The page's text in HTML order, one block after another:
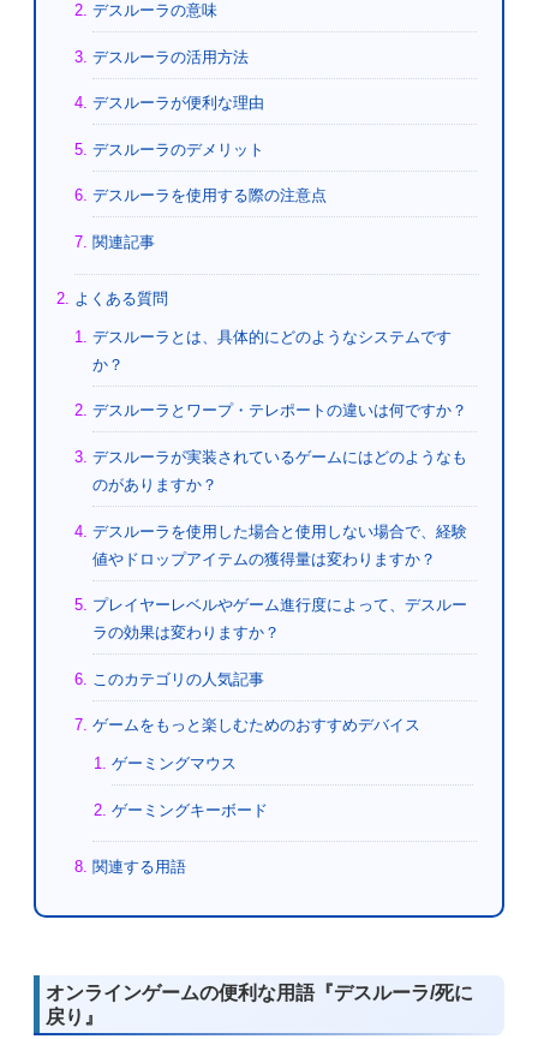
デスルーラの意味
デスルーラの活用方法
デスルーラが便利な理由
デスルーラのデメリット
デスルーラを使用する際の注意点
関連記事
よくある質問
デスルーラとは、具体的にどのようなシステムです
か？
デスルーラとワープ・テレポートの違いは何ですか？
デスルーラが実装されているゲームにはどのようなも
のがありますか？
デスルーラを使用した場合と使用しない場合で、経験
値やドロップアイテムの獲得量は変わりますか？
プレイヤーレベルやゲーム進行度によって、デスルー
ラの効果は変わりますか？
このカテゴリの人気記事
ゲームをもっと楽しむためのおすすめデバイス
ゲーミングマウス
ゲーミングキーボード
関連する用語
オンラインゲームの便利な用語『デスルーラ/死に
戻り』